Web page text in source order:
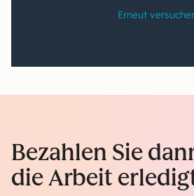
Bezahlen Sie
die Arbeit